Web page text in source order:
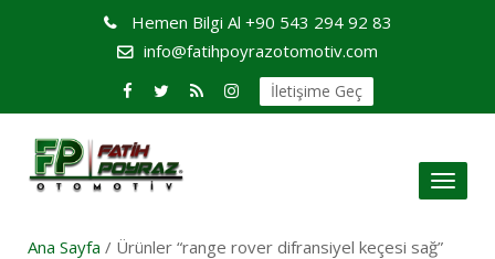
Hemen Bilgi Al +90 543 294 92 83
info@fatihpoyrazotomotiv.com
İletişime Geç
Toggle
Ana Sayfa / Ürünler “range rover difransiyel keçesi sağ”